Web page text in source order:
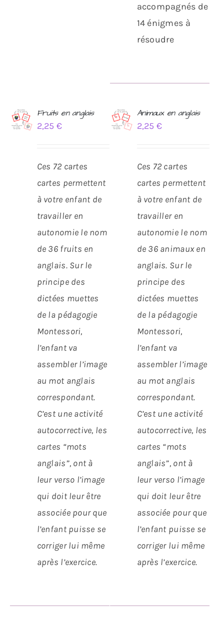
accompagnés de
14 énigmes à
résoudre
AJOUTER
DÉTAILS
Fruits en anglais
2,25€
Ces 72 cartes
cartes permettent
à votre enfant de
travailler en
autonomie le nom
de 36 fruits en
anglais. Sur le
principe des
dictées muettes
de la pédagogie
Montessori,
l’enfant va
assembler l’image
au mot anglais
correspondant.
C’est une activité
autocorrective, les
cartes “mots
anglais”, ont à
leur verso l’image
qui doit leur être
associée pour que
l’enfant puisse se
corriger lui même
après l’exercice.
AJOUTER
DÉTAILS
Animaux en anglais
2,25 €
Ces 72 cartes
cartes permettent
à votre enfant de
travailler en
autonomie le nom
de 36 animaux en
anglais. Sur le
principe des
dictées muettes
de la pédagogie
Montessori,
l’enfant va
assembler l’image
au mot anglais
correspondant.
C’est une activité
autocorrective, les
cartes “mots
anglais”, ont à
leur verso l’image
qui doit leur être
associée pour que
l’enfant puisse se
corriger lui même
après l’exercice.